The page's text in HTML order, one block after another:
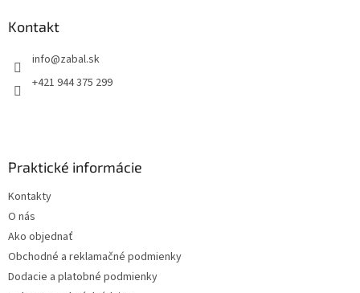
Kontakt
info@zabal.sk
+421 944 375 299
Praktické informácie
Kontakty
O nás
Ako objednať
Obchodné a reklamačné podmienky
Dodacie a platobné podmienky